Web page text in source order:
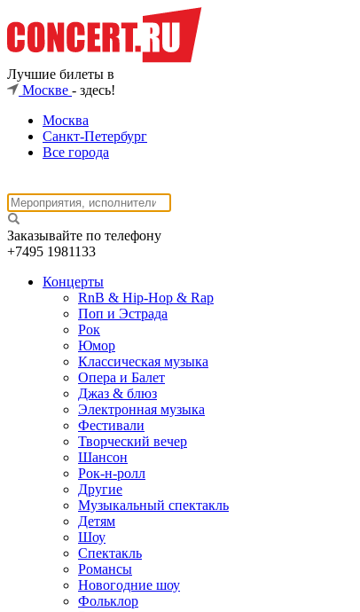
Лучшие билеты в
Москве - здесь!
Москва
Санкт-Петербург
Все города
Заказывайте по телефону
+7495 1981133
Концерты
RnB & Hip-Hop & Rap
Поп и Эстрада
Рок
Юмор
Классическая музыка
Опера и Балет
Джаз & блюз
Электронная музыка
Фестивали
Творческий вечер
Шансон
Рок-н-ролл
Другие
Музыкальный спектакль
Детям
Шоу
Спектакль
Романсы
Новогодние шоу
Фольклор